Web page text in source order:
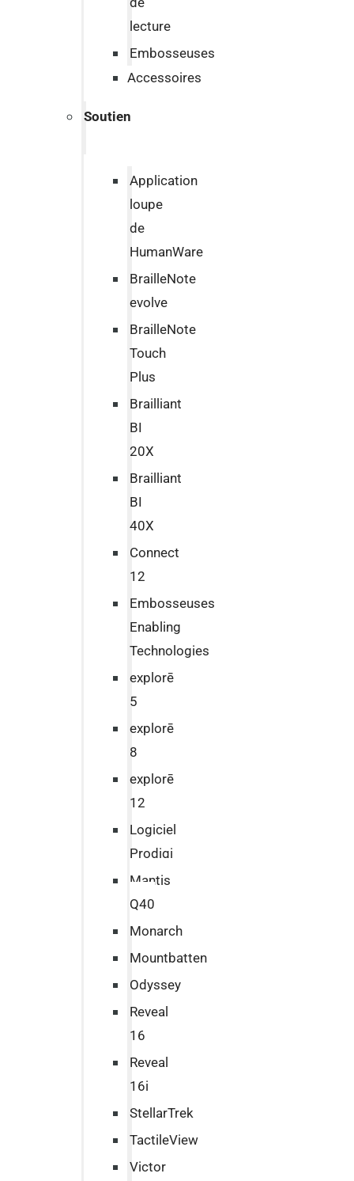
lecture
Embosseuses
Accessoires
Soutien
Application
loupe
de
HumanWare
BrailleNote
evolve
BrailleNote
Touch
Plus
Brailliant
BI
20X
Brailliant
BI
40X
Connect
12
Embosseuses
Enabling
Technologies
explorē
5
explorē
8
explorē
12
Logiciel
Prodigi
Mantis
Q40
Monarch
Mountbatten
Odyssey
Reveal
16
Reveal
16i
StellarTrek
TactileView
Victor